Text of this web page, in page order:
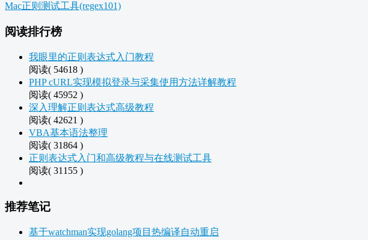
Mac正则测试工具(regex101)
阅读排行榜
我眼里的正则表达式入门教程
阅读( 54618 )
PHP cURL实现模拟登录与采集使用方法详解教程
阅读( 45952 )
深入理解正则表达式高级教程
阅读( 42621 )
VBA基本语法整理
阅读( 31864 )
正则表达式入门和高级教程与在线测试工具
阅读( 31155 )
推荐笔记
基于watchman实现golang项目热编译自动重启